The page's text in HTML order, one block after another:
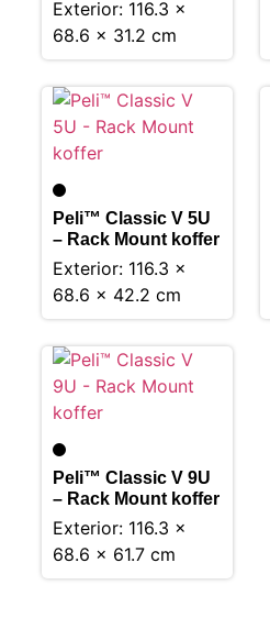
Exterior: 116.3 x
68.6 x 31.2 cm
Peli™ Classic V 5U
– Rack Mount koffer
Exterior: 116.3 x
68.6 x 42.2 cm
Peli™ Classic V 9U
– Rack Mount koffer
Exterior: 116.3 x
68.6 x 61.7 cm